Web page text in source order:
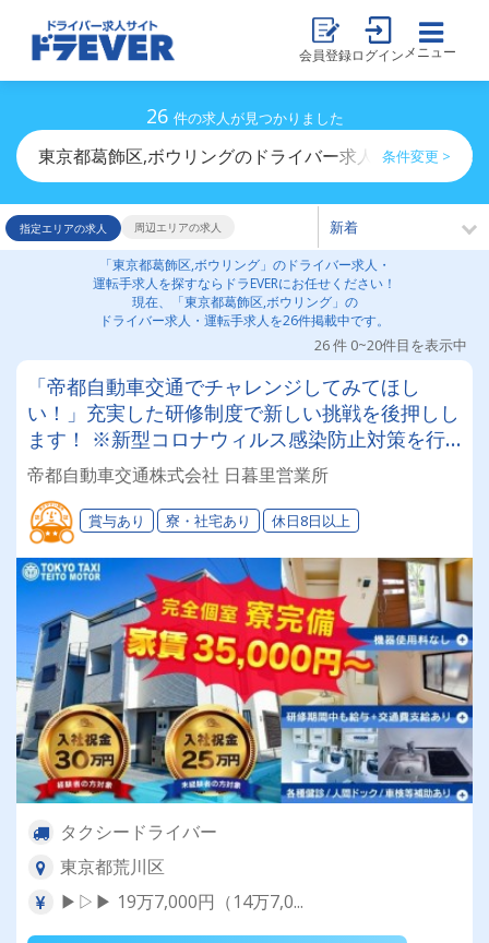
会員登録ログイン メニュー
26 件の求人が見つかりました
東京都葛飾区,ボウリングのドライバー求人・運転手求人
条件変更 >
指定エリアの求人 周辺エリアの求人
「東京都葛飾区,ボウリング」のドライバー求人・
運転手求人を探すならドラEVERにお任せください！
現在、「東京都葛飾区,ボウリング」の
ドライバー求人・運転手求人を26件掲載中です。
26 件 0~20件目を表示中
「帝都自動車交通でチャレンジしてみてほし
い！」充実した研修制度で新しい挑戦を後押しし
ます！ ※新型コロナウィルス感染防止対策を行
っております。 詳細は下記よりご案内させて頂
いております。
帝都自動車交通株式会社 日暮里営業所
賞与あり 寮・社宅あり 休日8日以上
タクシードライバー
東京都荒川区
▶▷▶ 19万7,000円（14万7,0...